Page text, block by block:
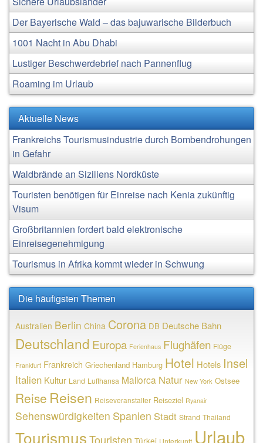
Der Bayerische Wald – das bajuwarische Bilderbuch
1001 Nacht in Abu Dhabi
Lustiger Beschwerdebrief nach Pannenflug
Roaming im Urlaub
Aktuelle News
Frankreichs Tourismusindustrie durch Bombendrohungen
in Gefahr
Waldbrände an Siziliens Nordküste
Touristen benötigen für Einreise nach Kenia zukünftig
Visum
Großbritannien fordert bald elektronische
Einreisegenehmigung
Tourismus in Afrika kommt wieder in Schwung
Die häufigsten Themen
Australien Berlin China Corona DB Deutsche Bahn
Deutschland Europa Ferienhaus Flughäfen Flüge
Frankfurt Frankreich Griechenland Hamburg Hotel Hotels Insel
Italien Kultur Land Lufthansa Mallorca Natur New York Ostsee
Reise Reisen Reiseveranstalter Reiseziel Ryanair
Sehenswürdigkeiten Spanien Stadt Strand Thailand
TourismusTouristen Türkei Unterkunft Urlaub